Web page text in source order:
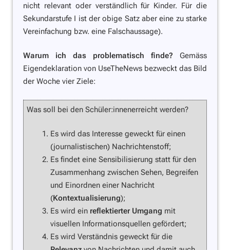
nicht relevant oder verständlich für Kinder. Für die
Sekundarstufe I ist der obige Satz aber eine zu starke
Vereinfachung bzw. eine Falschaussage).
Warum ich das problematisch finde? Gemäss
Eigendeklaration von UseTheNews bezweckt das Bild
der Woche vier Ziele:
Was soll bei den Schüler:innenerreicht werden?
Es wird das Interesse geweckt für einen
(journalistischen) Nachrichtenstoff;
Es findet eine Sensibilisierung statt für den
Zusammenhang zwischen Sehen, Begreifen
und Einordnen einer Nachricht
(Kontextualisierung);
Es wird ein reflektierter Umgang mit
visuellen Informationsquellen gefördert;
Es wird Verständnis geweckt für die